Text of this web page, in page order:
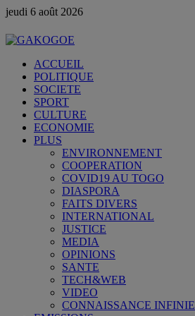
jeudi 6 août 2026
ACCUEIL
POLITIQUE
SOCIETE
SPORT
CULTURE
ECONOMIE
PLUS
ENVIRONNEMENT
COOPERATION
COVID19 AU TOGO
DIASPORA
FAITS DIVERS
INTERNATIONAL
JUSTICE
MEDIA
OPINIONS
SANTE
TECH&WEB
VIDEO
CONNAISSANCE INFINIE